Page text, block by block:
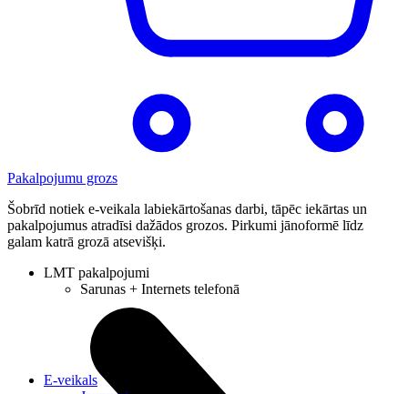
Pakalpojumu grozs
Šobrīd notiek e-veikala labiekārtošanas darbi, tāpēc iekārtas un
pakalpojumus atradīsi dažādos grozos. Pirkumi jānoformē līdz
galam katrā grozā atsevišķi.
LMT pakalpojumi
Sarunas + Internets telefonā
E-veikals